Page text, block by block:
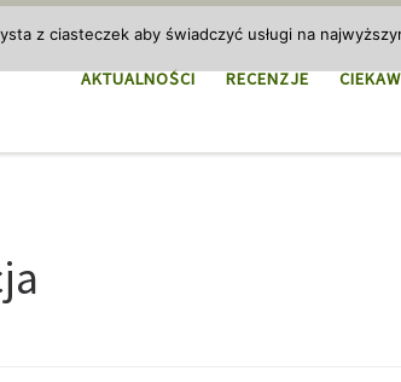
AKTUALNOŚCI RECENZJE
z ciasteczek aby świadczyć usługi na